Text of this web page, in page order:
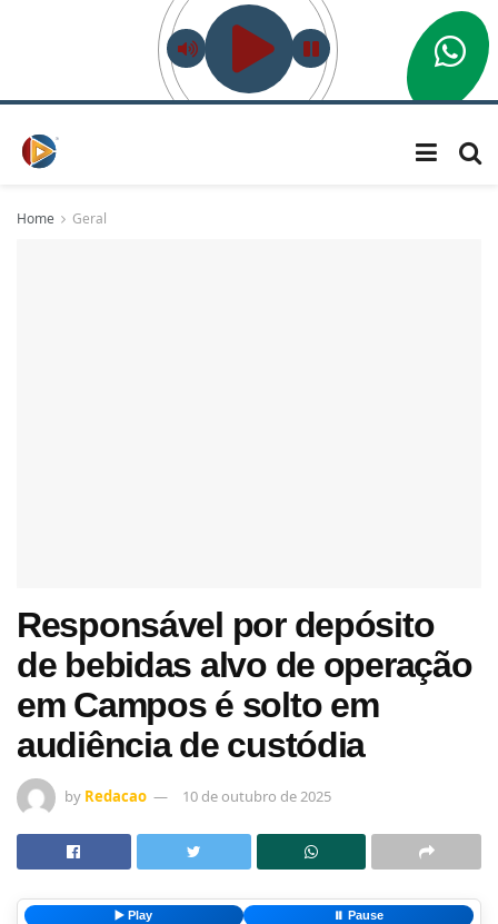
Home Geral
Responsável por depósito
de bebidas alvo de operação
em Campos é solto em
audiência de custódia
by Redacao 10 de outubro de 2025
▶️ Play ⏸️ Pause